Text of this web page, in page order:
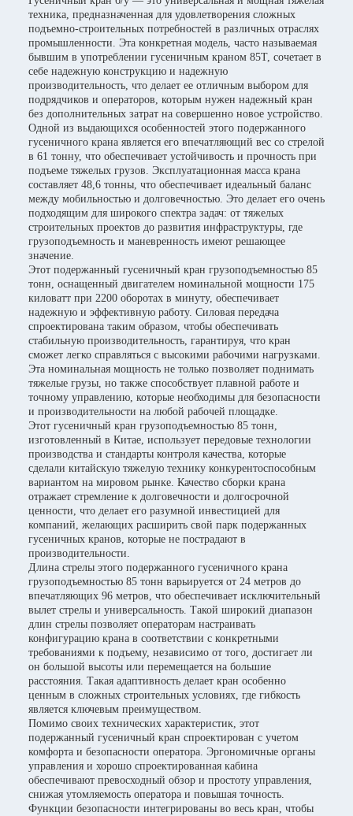
техника, предназначенная для удовлетворения сложных
подъемно-строительных потребностей в различных отраслях
промышленности. Эта конкретная модель, часто называемая
бывшим в употреблении гусеничным краном 85T, сочетает в
себе надежную конструкцию и надежную
производительность, что делает ее отличным выбором для
подрядчиков и операторов, которым нужен надежный кран
без дополнительных затрат на совершенно новое устройство.
Одной из выдающихся особенностей этого подержанного
гусеничного крана является его впечатляющий вес со стрелой
в 61 тонну, что обеспечивает устойчивость и прочность при
подъеме тяжелых грузов. Эксплуатационная масса крана
составляет 48,6 тонны, что обеспечивает идеальный баланс
между мобильностью и долговечностью. Это делает его очень
подходящим для широкого спектра задач: от тяжелых
строительных проектов до развития инфраструктуры, где
грузоподъемность и маневренность имеют решающее
значение.
Этот подержанный гусеничный кран грузоподъемностью 85
тонн, оснащенный двигателем номинальной мощности 175
киловатт при 2200 оборотах в минуту, обеспечивает
надежную и эффективную работу. Силовая передача
спроектирована таким образом, чтобы обеспечивать
стабильную производительность, гарантируя, что кран
сможет легко справляться с высокими рабочими нагрузками.
Эта номинальная мощность не только позволяет поднимать
тяжелые грузы, но также способствует плавной работе и
точному управлению, которые необходимы для безопасности
и производительности на любой рабочей площадке.
Этот гусеничный кран грузоподъемностью 85 тонн,
изготовленный в Китае, использует передовые технологии
производства и стандарты контроля качества, которые
сделали китайскую тяжелую технику конкурентоспособным
вариантом на мировом рынке. Качество сборки крана
отражает стремление к долговечности и долгосрочной
ценности, что делает его разумной инвестицией для
компаний, желающих расширить свой парк подержанных
гусеничных кранов, которые не пострадают в
производительности.
Длина стрелы этого подержанного гусеничного крана
грузоподъемностью 85 тонн варьируется от 24 метров до
впечатляющих 96 метров, что обеспечивает исключительный
вылет стрелы и универсальность. Такой широкий диапазон
длин стрелы позволяет операторам настраивать
конфигурацию крана в соответствии с конкретными
требованиями к подъему, независимо от того, достигает ли
он большой высоты или перемещается на большие
расстояния. Такая адаптивность делает кран особенно
ценным в сложных строительных условиях, где гибкость
является ключевым преимуществом.
Помимо своих технических характеристик, этот
подержанный гусеничный кран спроектирован с учетом
комфорта и безопасности оператора. Эргономичные органы
управления и хорошо спроектированная кабина
обеспечивают превосходный обзор и простоту управления,
снижая утомляемость оператора и повышая точность.
Функции безопасности интегрированы во весь кран, чтобы